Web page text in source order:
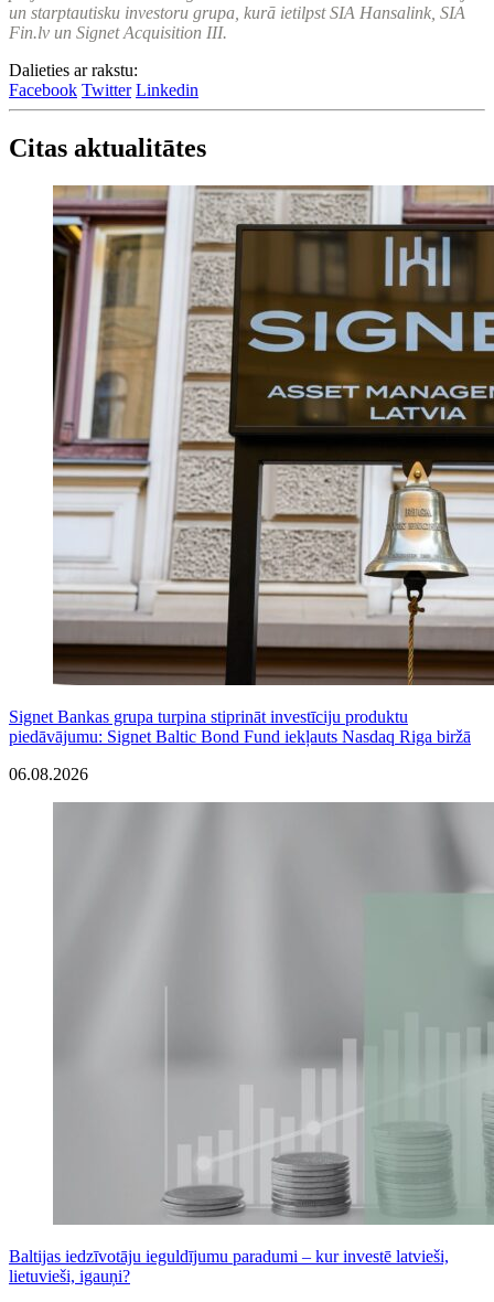
un starptautisku investoru grupa, kurā ietilpst SIA Hansalink, SIA
Fin.lv un Signet Acquisition III.
Dalieties ar rakstu:
Facebook Twitter Linkedin
Citas aktualitātes
Signet Bankas grupa turpina stiprināt investīciju produktu
piedāvājumu: Signet Baltic Bond Fund iekļauts Nasdaq Riga biržā
06.08.2026
Baltijas iedzīvotāju ieguldījumu paradumi – kur investē latvieši,
lietuvieši, igauņi?